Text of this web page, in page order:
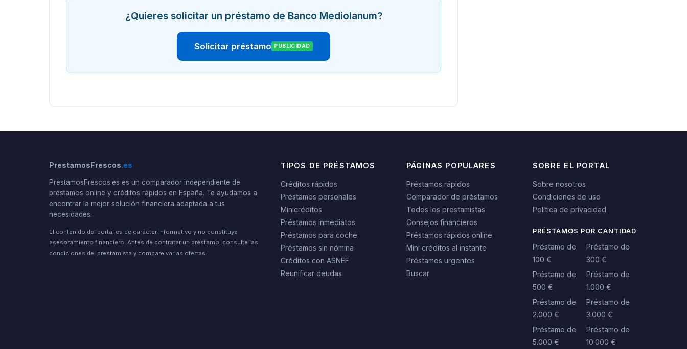
¿Quieres solicitar un préstamo de Banco Mediolanum?
Solicitar préstamo PUBLICIDAD
PrestamosFrescos.es
PrestamosFrescos.es es un comparador independiente de
préstamos online y créditos rápidos en España. Te ayudamos a
encontrar la mejor solución financiera adaptada a tus
necesidades.
El contenido del portal es de carácter informativo y no constituye
asesoramiento financiero. Antes de contratar un préstamo, consulte las
condiciones del prestamista y compare varias ofertas.
TIPOS DE PRÉSTAMOS
Créditos rápidos
Préstamos personales
Minicréditos
Préstamos inmediatos
Préstamos para coche
Préstamos sin nómina
Créditos con ASNEF
Reunificar deudas
PÁGINAS POPULARES
Préstamos rápidos
Comparador de préstamos
Todos los prestamistas
Consejos financieros
Préstamos rápidos online
Mini créditos al instante
Préstamos urgentes
Buscar
SOBRE EL PORTAL
Sobre nosotros
Condiciones de uso
Política de privacidad
PRÉSTAMOS POR CANTIDAD
Préstamo de
100 €
Préstamo de
300 €
Préstamo de
500 €
Préstamo de
1.000 €
Préstamo de
2.000 €
Préstamo de
3.000 €
Préstamo de
5.000 €
Préstamo de
10.000 €